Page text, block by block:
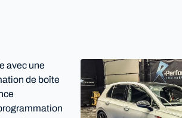
avec une
de boîte